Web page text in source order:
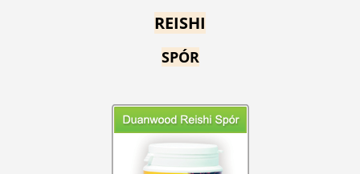
REISHI
SPÓR